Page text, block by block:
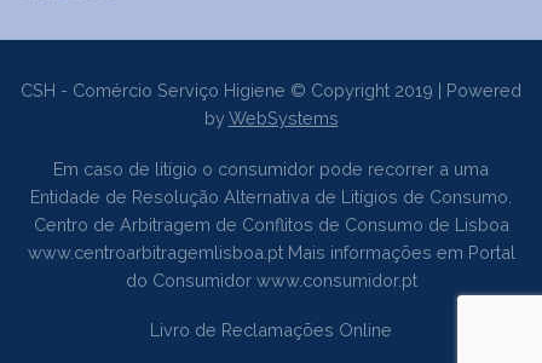
CSH - Comércio Serviço Higiene © Copyright 2019 | Powered
byWebSystems
Em caso de litígio o consumidor pode recorrer a uma
Entidade de Resolução Alternativa de Litígios de Consumo.
Centro de Arbitragem de Conflitos de Consumo de Lisboa
www.centroarbitragemlisboa.ptMais informações em Portal
do Consumidor www.consumidor.pt
Livro de Reclamações Online